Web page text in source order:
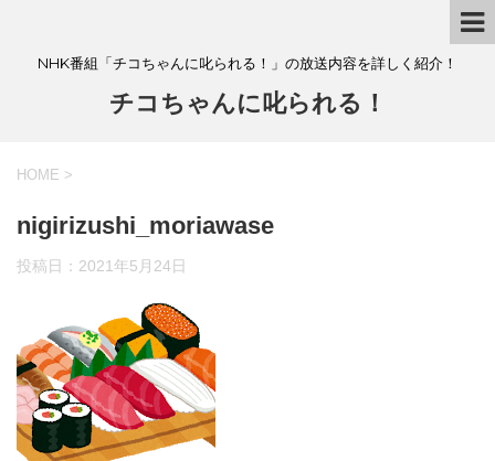
NHK番組「チコちゃんに叱られる！」の放送内容を詳しく紹介！
チコちゃんに叱られる！
HOME >
nigirizushi_moriawase
投稿日： 2021年5月24日